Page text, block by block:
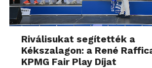
Riválisukat segítették a
Kékszalagon: a René
KPMG Fair Play Díjat